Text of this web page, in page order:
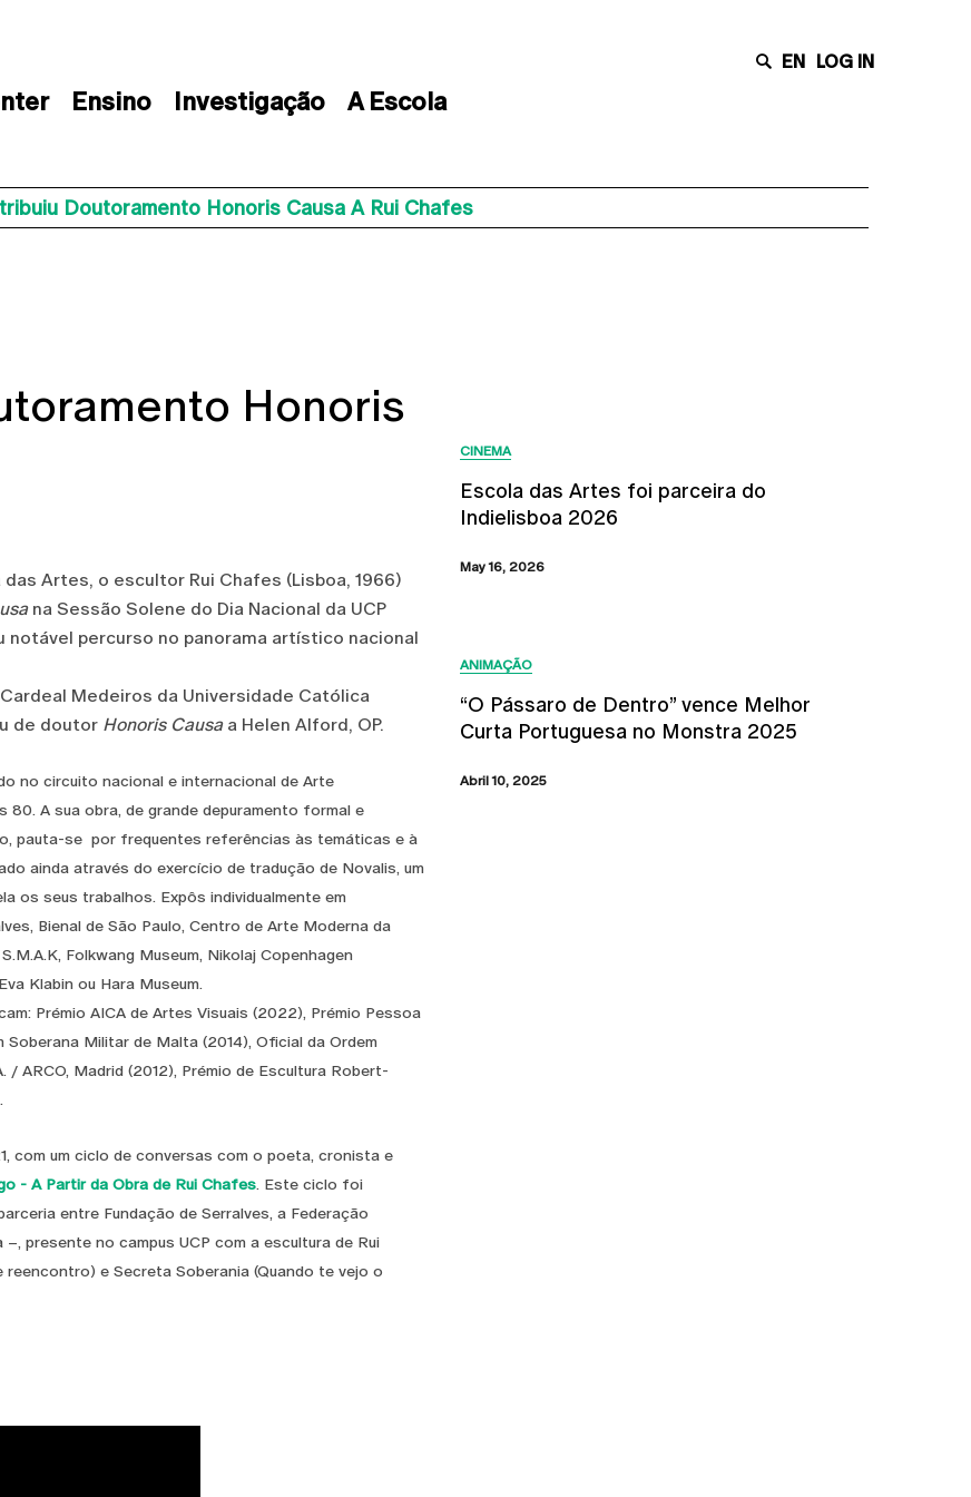
Ensino Investigação A Escola
EN LOG IN
Doutoramento Honoris Causa A Rui Chafes
Honoris
Artes, o escultor Rui Chafes (Lisboa, 1966)
na Sessão Solene do Dia Nacional da UCP
percurso no panorama artístico nacional
Medeiros da Universidade Católica
de doutor Honoris Causaa Helen Alford, OP.
no circuito nacional e internacional de Arte
80. A sua obra, de grande depuramento formal e
pauta-se por frequentes referências às temáticas e à
ainda através do exercício de tradução de Novalis, um
os seus trabalhos. Expôs individualmente em
Bienal de São Paulo, Centro de Arte Moderna da
Folkwang Museum, Nikolaj Copenhagen
Klabin ou Hara Museum.
Prémio AICA de Artes Visuais (2022), Prémio Pessoa
Militar de Malta (2014), Oficial da Ordem
/ ARCO, Madrid (2012), Prémio de Escultura Robert-
com um ciclo de conversas com o poeta, cronista e
- A Partir da Obra de Rui Chafes . Este ciclo foi
entre Fundação de Serralves, a Federação
presente no campus UCP com a escultura de Rui
e Secreta Soberania (Quando te vejo o
CINEMA
Escola das Artes foi parceira do
Indielisboa 2026
May 16, 2026
ANIMAÇÃO
“O Pássaro de Dentro” vence Melhor
Curta Portuguesa no Monstra 2025
Abril 10, 2025